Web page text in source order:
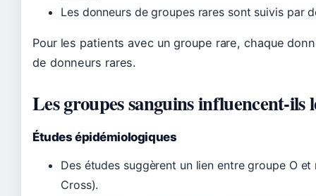
Les donneurs de groupes rares sont suivis par
Pour les patients avec un groupe rare, chaque
de donneurs rares.
Les groupes sanguins influencent-ils
Études épidémiologiques
Des études suggèrent un lien entre groupe O
Cross).